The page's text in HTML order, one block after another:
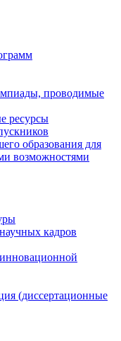
проводимые
ресурсы
образования для
возможностями
кадров
(диссертационные